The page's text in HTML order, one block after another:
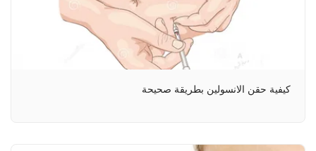
كيفية حقن الانسولين بطريقة صحيحة